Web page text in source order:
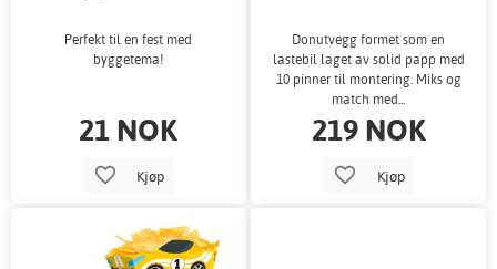
Perfekt til en fest med
byggetema!
21 NOK
Kjøp
Donutvegg formet som en
lastebil laget av solid papp med
10 pinner til montering. Miks og
match med...
219 NOK
Kjøp